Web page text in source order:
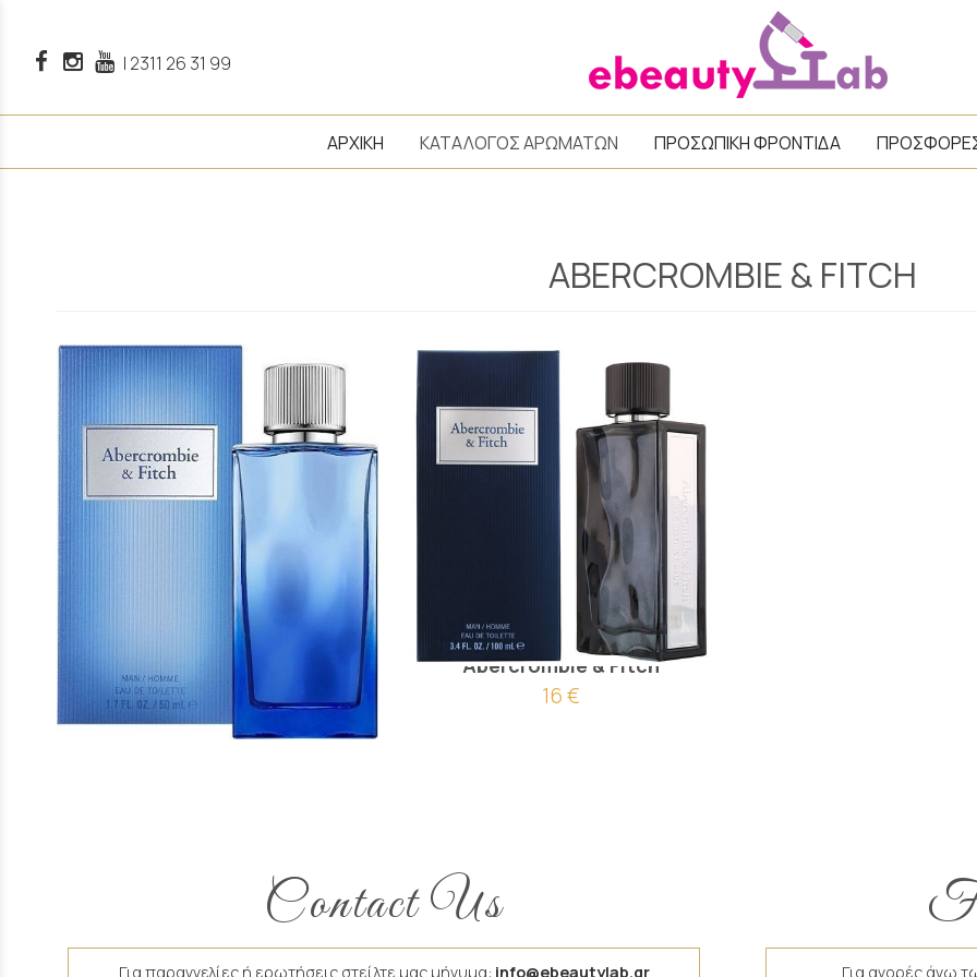
| 2311 26 31 99
ΑΡΧΙΚΗ ΚΑΤΑΛΟΓΟΣ ΑΡΩΜΑΤΩΝ ΠΡΟΣΩΠΙΚΗ ΦΡΟΝΤΙΔΑ
ABERCROMBIE & FITCH
Άρωμα Τύπου Abercrombie &
Fitch
Άρωμα Τύπου First Instinct Blue
Abercrombie & Fitch
16 €
Contact Us
Για παραγγελίες ή ερωτήσεις στείλτε μας μήνυμα: info@ebeautylab.gr Για αγορές άνω